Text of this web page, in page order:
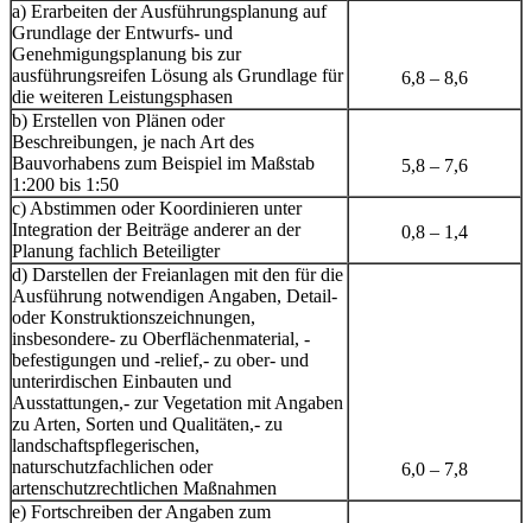
a) Erarbeiten der Ausführungsplanung auf
Grundlage der Entwurfs- und
Genehmigungsplanung bis zur
ausführungsreifen Lösung als Grundlage für
die weiteren Leistungsphasen
6,8 – 8,6
b) Erstellen von Plänen oder
Beschreibungen, je nach Art des
Bauvorhabens zum Beispiel im Maßstab
1:200 bis 1:50
5,8 – 7,6
c) Abstimmen oder Koordinieren unter
Integration der Beiträge anderer an der
Planung fachlich Beteiligter
0,8 – 1,4
d) Darstellen der Freianlagen mit den für die
Ausführung notwendigen Angaben, Detail-
oder Konstruktionszeichnungen,
insbesondere- zu Oberflächenmaterial, -
befestigungen und -relief,- zu ober- und
unterirdischen Einbauten und
Ausstattungen,- zur Vegetation mit Angaben
zu Arten, Sorten und Qualitäten,- zu
landschaftspflegerischen,
naturschutzfachlichen oder
artenschutzrechtlichen Maßnahmen
6,0 – 7,8
e) Fortschreiben der Angaben zum